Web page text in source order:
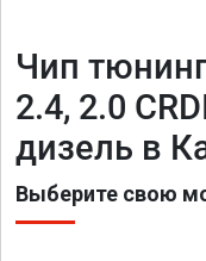
Чип
2.4, 2.0
дизель в
Выберите свою